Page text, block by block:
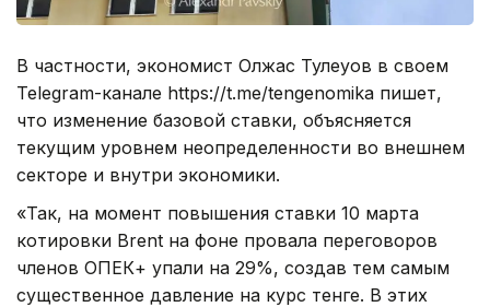
В частности, экономист Олжас Тулеуов в своем
Telegram-канале https://t.me/tengenomika пишет,
что изменение базовой ставки, объясняется
текущим уровнем неопределенности во внешнем
секторе и внутри экономики.
«Так, на момент повышения ставки 10 марта
котировки Brent на фоне провала переговоров
членов ОПЕК+ упали на 29%, создав тем самым
существенное давление на курс тенге. В этих